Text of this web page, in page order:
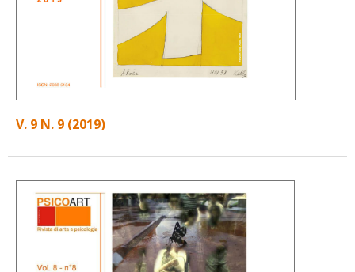
V. 9 N. 9 (2019)